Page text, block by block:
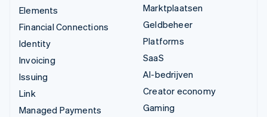
Elements
Financial Connections
Identity
Invoicing
Issuing
Link
Managed Payments
Marktplaatsen
Geldbeheer
Platforms
SaaS
AI-bedrijven
Creator economy
Gaming